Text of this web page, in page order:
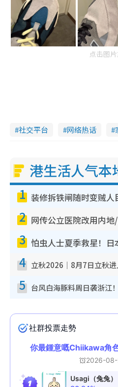
点击图
社交平台 网络热话
港生活人气本
1
2
3
4
5